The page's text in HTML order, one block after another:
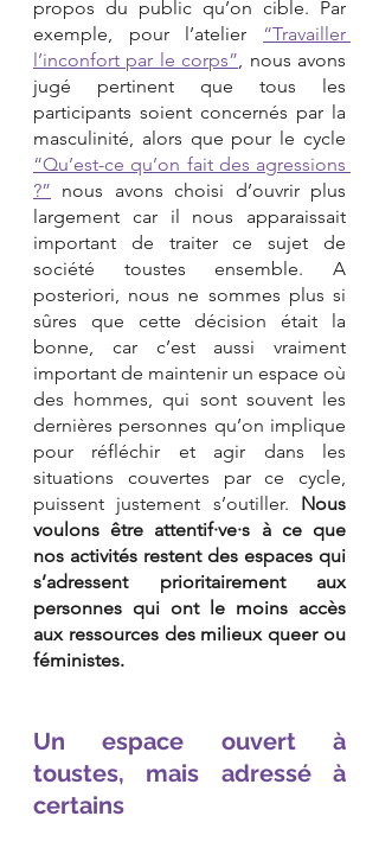
propos du public qu’on cible. Par
exemple, pour l’atelier “Travailler
l’inconfort par le corps”, nous avons
jugé pertinent que tous les
participants soient concernés par la
“Qu’est-ce qu’on fait des agressions
?” nous avons choisi d’ouvrir plus
largement car il nous apparaissait
important de traiter ce sujet de
société toustes ensemble. A
posteriori, nous ne sommes plus si
sûres que cette décision était la
bonne, car c’est aussi vraiment
important de maintenir un espace où
des hommes, qui sont souvent les
dernières personnes qu’on implique
pour réfléchir et agir dans les
situations couvertes par ce cycle,
puissent justement s’outiller. Nous
voulons être attentif·ve·s à ce que
nos activités restent des espaces qui
s’adressent prioritairement aux
personnes qui ont le moins accès
aux ressources des milieux queer ou
féministes.
Un espace ouvert à
toustes, mais adressé à
certains